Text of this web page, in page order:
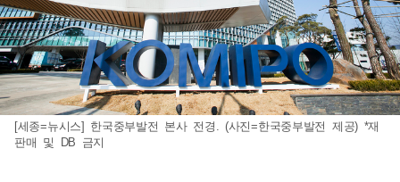
[세종=뉴시스] 한국중부발전 본사 전경. (사진=한국중부발전 제공) *재
판매 및 DB 금지